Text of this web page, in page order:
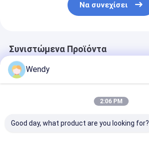
Να συνεχίσει
Συνιστώμενα Προϊόντα
Wendy
2:06 PM
Good day, what product are you looking for?